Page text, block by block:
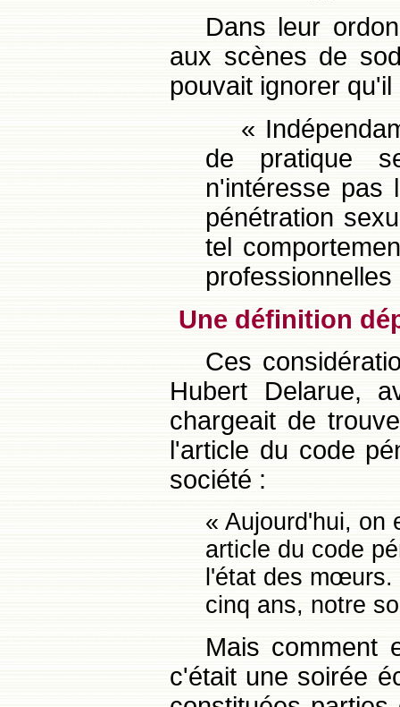
Dans leur
aux scènes de
pouvait ignorer
«
de pratique
n'intéresse pas
pénétration
tel
Une définition
Ces
Hubert Delarue,
chargeait de
l'article du code
société :
« Aujourd'hui, on
article du code
l'état des
cinq ans, notre
Mais comment
c'était une soirée